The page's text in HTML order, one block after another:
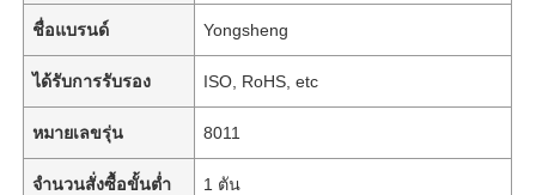
ชื่อแบรนด์ Yongsheng
ได้รับการรับรอง ISO, RoHS, etc
หมายเลขรุ่น 8011
จำนวนสั่งซื้อขั้นต่ำ 1 ตัน